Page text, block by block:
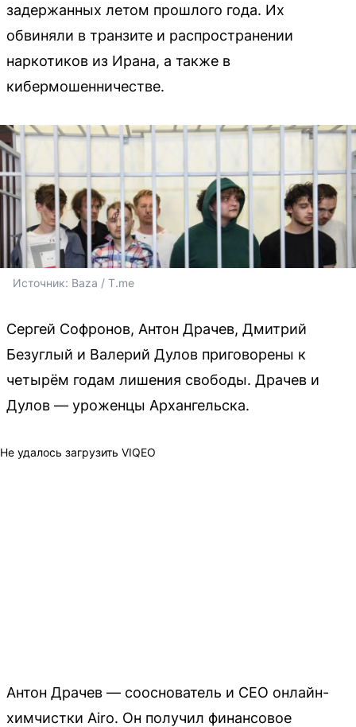
задержанных летом прошлого года. Их
обвиняли в транзите и распространении
наркотиков из Ирана, а также в
кибермошенничестве.
Источник: Baza / T.me
Сергей Софронов, Антон Драчев, Дмитрий
Безуглый и Валерий Дулов приговорены к
четырём годам лишения свободы. Драчев и
Дулов — уроженцы Архангельска.
Не удалось загрузить VIQEO
Антон Драчев — сооснователь и CEO онлайн-
химчистки Airo. Он получил финансовое